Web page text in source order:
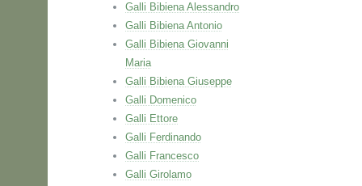
Galli Bibiena Alessandro
Galli Bibiena Antonio
Galli Bibiena Giovanni
Maria
Galli Bibiena Giuseppe
Galli Domenico
Galli Ettore
Galli Ferdinando
Galli Francesco
Galli Girolamo